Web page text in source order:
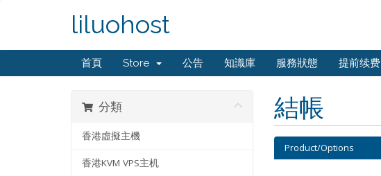
liluohost
首頁 Store 公告 知識庫 服務狀態 提前续费
結帳
分類
香港虛擬主機
香港KVM VPS主机
Product/Options